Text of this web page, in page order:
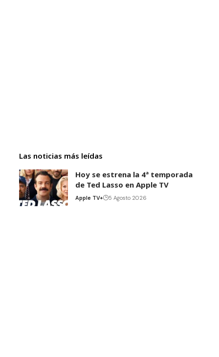
Las noticias más leídas
Hoy se estrena la 4ª temporada
de Ted Lasso en Apple TV
Apple TV+ 5 Agosto 2026